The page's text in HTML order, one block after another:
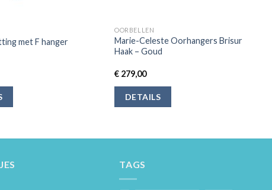
met F hanger
OORBELLEN
Marie-Celeste Oorhangers Brisur
Haak – Goud
€ 279,00
DETAILS
TAGS